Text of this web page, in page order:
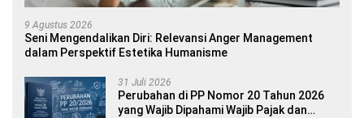
9 Agustus 2026
Seni Mengendalikan Diri: Relevansi Anger Management
dalam Perspektif Estetika Humanisme
31 Juli 2026
Perubahan di PP Nomor 20 Tahun 2026
yang Wajib Dipahami Wajib Pajak dan